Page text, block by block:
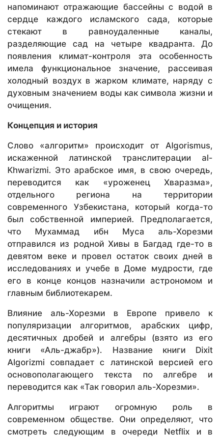
напоминают отражающие бассейны с водой в
сердце каждого исламского сада, которые
стекают в равноудаленные каналы,
разделяющие сад на четыре квадранта. До
появления климат-контроля эта особенность
имела функциональное значение, рассеивая
холодный воздух в жарком климате, наряду с
духовным значением воды как символа жизни и
очищения.
Концепция и история
Слово «алгоритм» происходит от Algorismus,
искаженной латинской транслитерации al-
Khwarizmi. Это арабское имя, в свою очередь,
переводится как «уроженец Хваразма»,
отдельного региона на территории
современного Узбекистана, который когда-то
был собственной империей. Предполагается,
что Мухаммад ибн Муса аль-Хорезми
отправился из родной Хивы в Багдад где-то в
девятом веке и провел остаток своих дней в
исследованиях и учебе в Доме мудрости, где
его в конце концов назначили астрономом и
главным библиотекарем.
Влияние аль-Хорезми в Европе привело к
популяризации алгоритмов, арабских цифр,
десятичных дробей и алгебры (взято из его
книги «Аль-джабр»). Название книги Dixit
Algorizmi совпадает с латинской версией его
основополагающего текста по алгебре и
переводится как «Так говорил аль-Хорезми».
Алгоритмы играют огромную роль в
современном обществе. Они определяют, что
смотреть следующим в очереди Netflix и в